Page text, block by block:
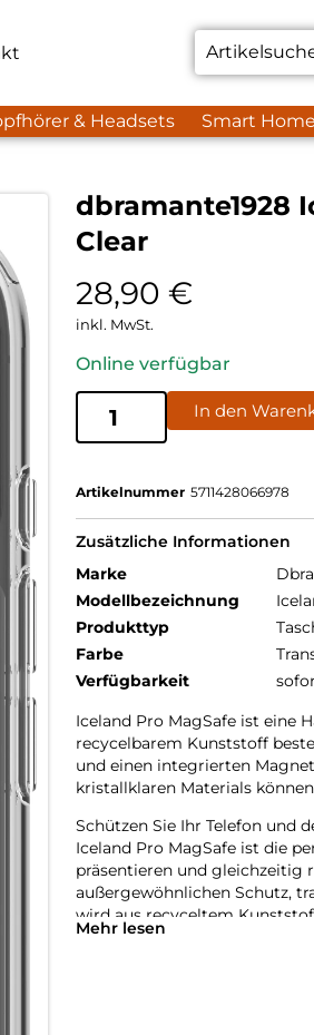
& Headsets Smart
dbramante1928
Clear
28,90 €
inkl. MwSt.
Online verfügbar
In den
Artikelnummer 5711428066978
Zusätzliche Informationen
Marke
Modellbezeichnung
Produkttyp
Farbe
Verfügbarkeit
Iceland Pro MagSafe ist eine
recycelbarem Kunststoff
und einen integrierten
kristallklaren Materials
Schützen Sie Ihr Telefon und
Iceland Pro MagSafe ist die
präsentieren und gleichzeitig
außergewöhnlichen Schutz,
wird aus recyceltem
Mehr lesen